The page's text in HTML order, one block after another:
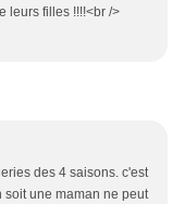
leurs filles !!!!<br />
des 4 saisons. c'est
une maman ne peut